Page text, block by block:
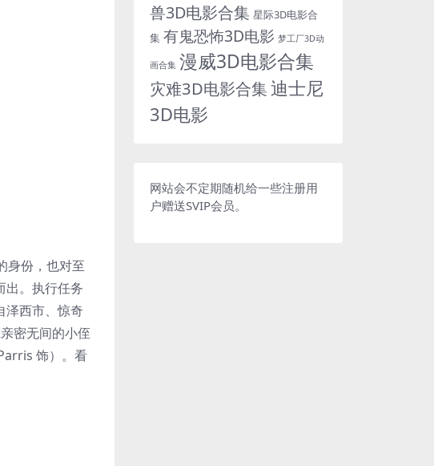
身份，也对至
出。执行任务
泽西市、惊奇
密无间的小侄
饰）。看
兽3D电影合集 星际3D电影合
集 有鬼恐怖3D电影 梦工厂3D动
画合集 漫威3D电影合集
灾难3D电影合集迪士尼
3D电影
网站会不定期随机给一些注册用
户赠送SVIP会员。